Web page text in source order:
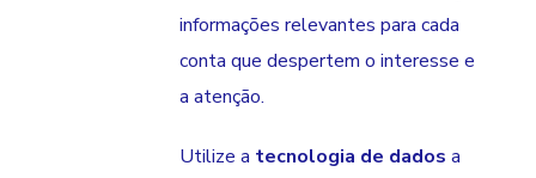
informações relevantes para cada
conta que despertem o interesse e
a atenção.
Utilize a tecnologia de dados a